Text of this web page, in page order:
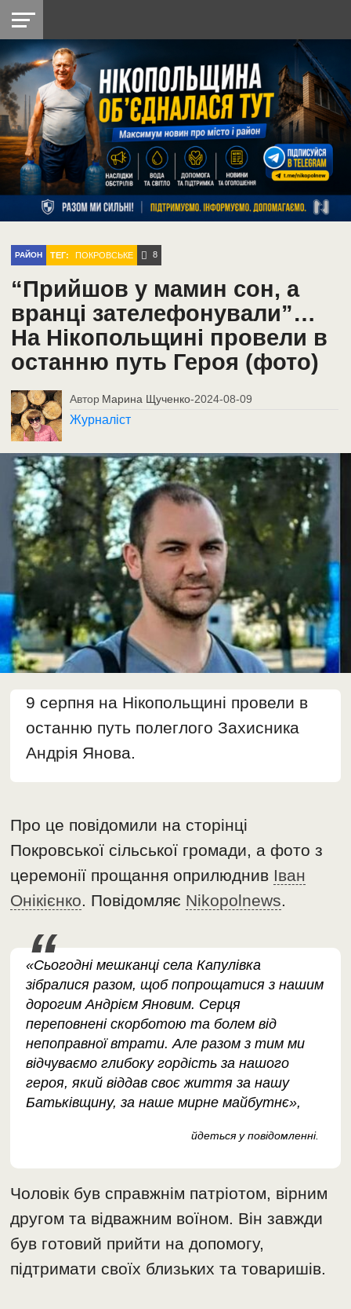
НІКОПОЛЬ
РАЙОН
СІЧЕСЛАВСЬКА
УКРАЇНА
РЕТРО
НІКОПОЛЬ
ЛАЙТ
УКРАЇНА
ДОПОМОГА
РАДІО
РАЙОН ТЕГ: ПОКРОВСЬКЕ 8
“Прийшов у мамин сон, а
вранці зателефонували”…
На Нікопольщині провели в
останню путь Героя (фото)
Автор Марина Щученко-2024-08-09
Журналіст
9 серпня на Нікопольщині провели в
останню путь полеглого Захисника
Андрія Янова.
Про це повідомили на сторінці
Покровської сільської громади, а фото з
церемонії прощання оприлюднив Іван
Онікієнко. Повідомляє Nikopolnews.
«Сьогодні мешканці села Капулівка
зібралися разом, щоб попрощатися з нашим
дорогим Андрієм Яновим. Серця
переповнені скорботою та болем від
непоправної втрати. Але разом з тим ми
відчуваємо глибоку гордість за нашого
героя, який віддав своє життя за нашу
Батьківщину, за наше мирне майбутнє»,
йдеться у повідомленні.
Чоловік був справжнім патріотом, вірним
другом та відважним воїном. Він завжди
був готовий прийти на допомогу,
підтримати своїх близьких та товаришів.